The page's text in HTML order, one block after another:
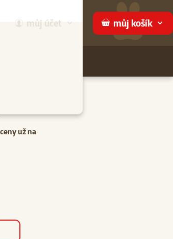
můj účet můj košík
už na